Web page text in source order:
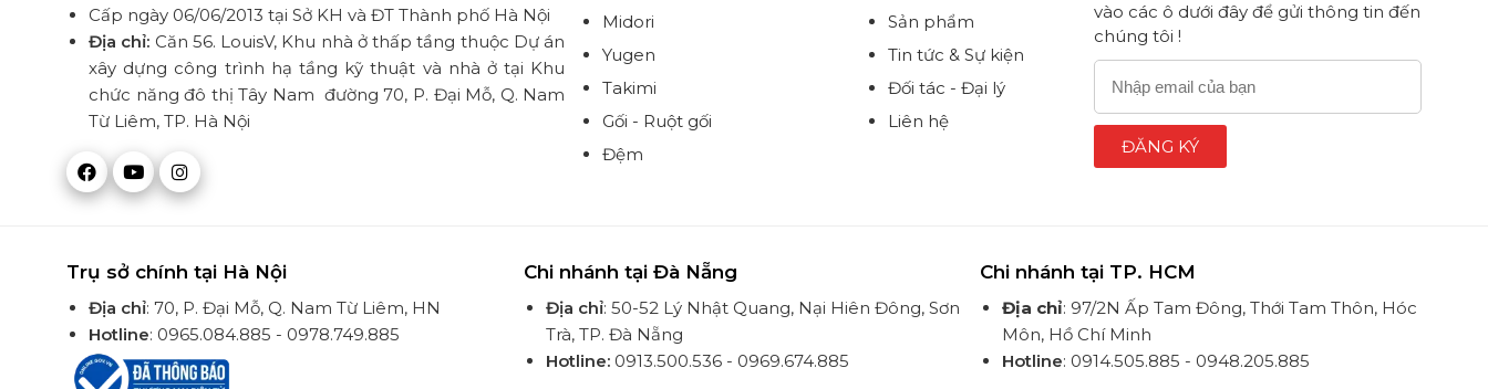
Cấp ngày 06/06/2013 tại Sở KH và ĐT Thành phố Hà Nội
Địa chỉ: Căn 56. LouisV, Khu nhà ở thấp tầng thuộc Dự án
xây dựng công trình hạ tầng kỹ thuật và nhà ở tại Khu
chức năng đô thị Tây Nam đường 70, P. Đại Mỗ, Q. Nam
Từ Liêm, TP. Hà Nội
Midori
Yugen
Takimi
Gối - Ruột gối
Đệm
Sản phẩm
Tin tức & Sự kiện
Đối tác - Đại lý
Liên hệ
vào các ô dưới đây để gửi thông tin đến
chúng tôi !
ĐĂNG KÝ
Trụ sở chính tại Hà Nội
Địa chỉ: 70, P. Đại Mỗ, Q. Nam Từ Liêm, HN
Hotline: 0965.084.885 - 0978.749.885
Chi nhánh tại Đà Nẵng
Địa chỉ: 50-52 Lý Nhật Quang, Nại Hiên Đông, Sơn
Trà, TP. Đà Nẵng
Hotline:0913.500.536 - 0969.674.885
Chi nhánh tại TP. HCM
Địa chỉ: 97/2N Ấp Tam Đông, Thới Tam Thôn, Hóc
Môn, Hồ Chí Minh
Hotline: 0914.505.885 - 0948.205.885